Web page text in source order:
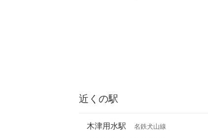
近くの駅
木津用水駅 名鉄犬山線